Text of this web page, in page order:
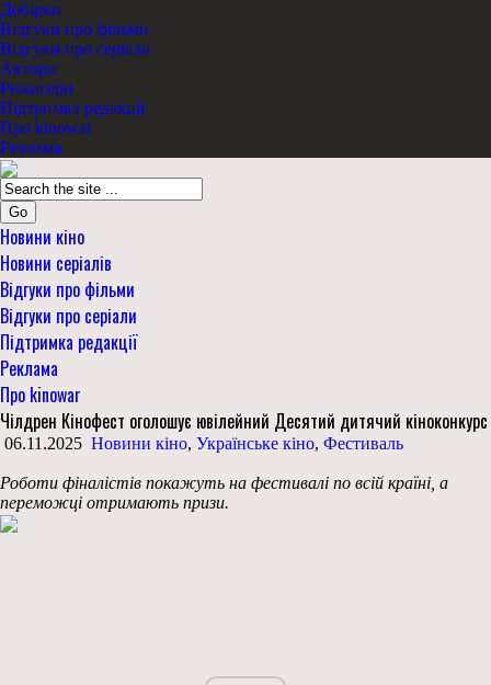
Добірки
Відгуки про фільми
Відгуки про серіали
Актори
Режисери
Підтримка редакції
Про kinowar
Реклама
Go
Новини кіно
Новини серіалів
Відгуки про фільми
Відгуки про серіали
Підтримка редакції
Реклама
Про kinowar
Чілдрен Кінофест оголошує ювілейний Десятий дитячий кіноконкурс
06.11.2025 Новини кіно, Українське кіно, Фестиваль
Роботи фіналістів покажуть на фестивалі по всій країні, а
переможці отримають призи.